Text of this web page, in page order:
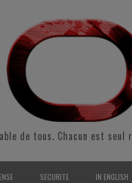
de tous. Chacun est
SECURITE IN ENGLISH